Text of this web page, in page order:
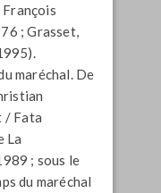
François
; Grasset,
maréchal. De
/ Fata
La
; sous le
du maréchal